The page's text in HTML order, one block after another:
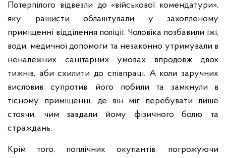
Потерпілого відвезли до «військової комендатури»,
яку рашисти облаштували у захопленому
приміщенні відділення поліції. Чоловіка позбавили їжі,
води, медичної допомоги та незаконно утримували в
неналежних санітарних умовах впродовж двох
тижнів, аби схилити до співпраці. А коли заручник
висловив супротив, його побили та замкнули в
тісному приміщенні, де він міг перебувати лише
стоячи, чим завдали йому фізичного болю та
страждань.
Крім того, поплічник окупантів, погрожуючи